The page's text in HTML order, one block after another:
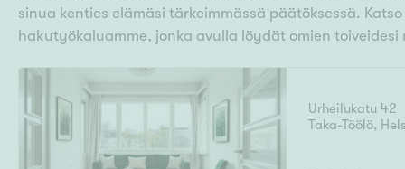
H
Hamina
Hämeenlinna
Asuntotyyppi
sinua kenties elämäsi tärkeimmässä päätöksessä.
hakutyökaluamme, jonka avulla löydät omien toiveidesi
Urheilukatu 42
Taka-Töölö,